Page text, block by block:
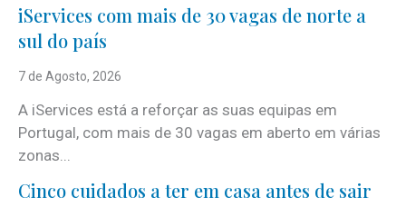
iServices com mais de 30 vagas de norte a
sul do país
7 de Agosto, 2026
A iServices está a reforçar as suas equipas em
Portugal, com mais de 30 vagas em aberto em várias
zonas...
Cinco cuidados a ter em casa antes de sair